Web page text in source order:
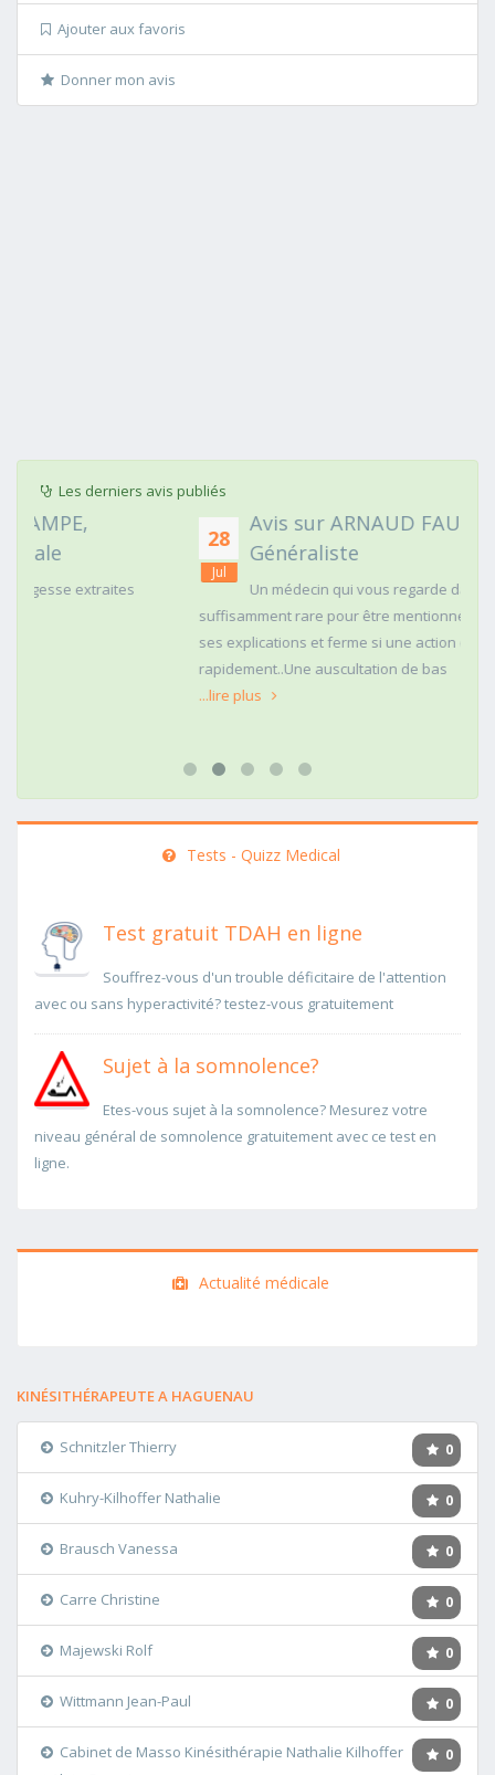
Ajouter aux favoris
Donner mon avis
Les derniers avis publiés
28
Avis sur ARNAUD FAURIE, Médecin
Généraliste
Un médecin qui vous regarde dans les yeux c'est
suffisamment rare pour être mentionné. Posé,clair dans
ses explications et ferme si une action doit être menée
rapidement..Une auscultation de bas
Tests - Quizz Medical
Test gratuit TDAH en ligne
Souffrez-vous d'un trouble déficitaire de l'attention
avec ou sans hyperactivité? testez-vous gratuitement
Sujet à la somnolence?
Etes-vous sujet à la somnolence? Mesurez votre
niveau général de somnolence gratuitement avec ce test en
ligne.
Actualité médicale
KINÉSITHÉRAPEUTE A HAGUENAU
0
Schnitzler Thierry
0
Kuhry-Kilhoffer Nathalie
0
Brausch Vanessa
0
Carre Christine
0
Majewski Rolf
0
Wittmann Jean-Paul
0
Cabinet de Masso Kinésithérapie Nathalie Kilhoffer